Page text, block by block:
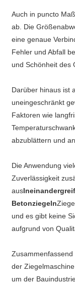
Auch in puncto
ab. Die
eine genaue
Fehler und Abfall
und Schönheit des
Darüber hinaus ist
uneingeschränkt
Faktoren wie
abzublättern und
Die Anwendung
Zuverlässigkeit
aus
Betonziegeln
und es gibt keine
aufgrund von
der
um der